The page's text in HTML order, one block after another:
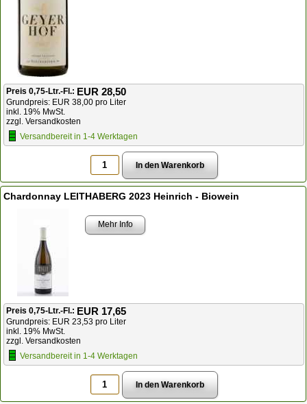
Preis 0,75-Ltr.-Fl.: EUR 28,50
Grundpreis: EUR 38,00 pro Liter
inkl. 19% MwSt.
zzgl. Versandkosten
Versandbereit in 1-4 Werktagen
Chardonnay LEITHABERG 2023 Heinrich - Biowein
Mehr Info
Preis 0,75-Ltr.-Fl.: EUR 17,65
Grundpreis: EUR 23,53 pro Liter
inkl. 19% MwSt.
zzgl. Versandkosten
Versandbereit in 1-4 Werktagen